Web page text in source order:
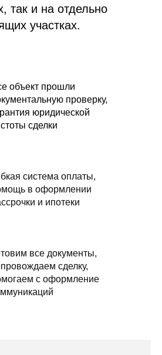
так и на отдельно
участках.
объект прошли
проверку,
юридической
сделки
система оплаты,
в оформлении
и ипотеки
все документы,
сделку,
с оформление